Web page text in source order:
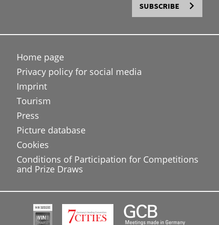
SUBSCRIBE
Home page
Privacy policy for social media
Imprint
Tourism
Press
Picture database
Cookies
Conditions of Participation for Competitions
and Prize Draws